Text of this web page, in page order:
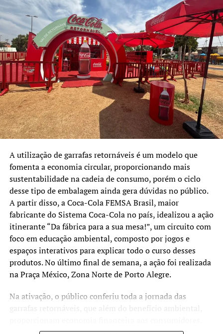
A utilização de garrafas retornáveis é um modelo que
fomenta a economia circular, proporcionando mais
sustentabilidade na cadeia de consumo, porém o ciclo
desse tipo de embalagem ainda gera dúvidas no público.
A partir disso, a Coca-Cola FEMSA Brasil, maior
fabricante do Sistema Coca-Cola no país, idealizou a ação
itinerante “Da fábrica para a sua mesa!”, um circuito com
foco em educação ambiental, composto por jogos e
espaços interativos para explicar todo o curso desses
produtos. No último final de semana, a ação foi realizada
na Praça México, Zona Norte de Porto Alegre.
Na ativação, o público conferiu toda a jornada das
garrafas retornáveis, que além do benefício ambiental,